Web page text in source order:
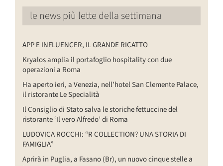
le news più lette della settimana
APP E INFLUENCER, IL GRANDE RICATTO
Kryalos amplia il portafoglio hospitality con due
operazioni a Roma
Ha aperto ieri, a Venezia, nell’hotel San Clemente Palace,
il ristorante Le Specialità
Il Consiglio di Stato salva le storiche fettuccine del
ristorante ‘Il vero Alfredo’ di Roma
LUDOVICA ROCCHI: “R COLLECTION? UNA STORIA DI
FAMIGLIA”
Aprirà in Puglia, a Fasano (Br), un nuovo cinque stelle a